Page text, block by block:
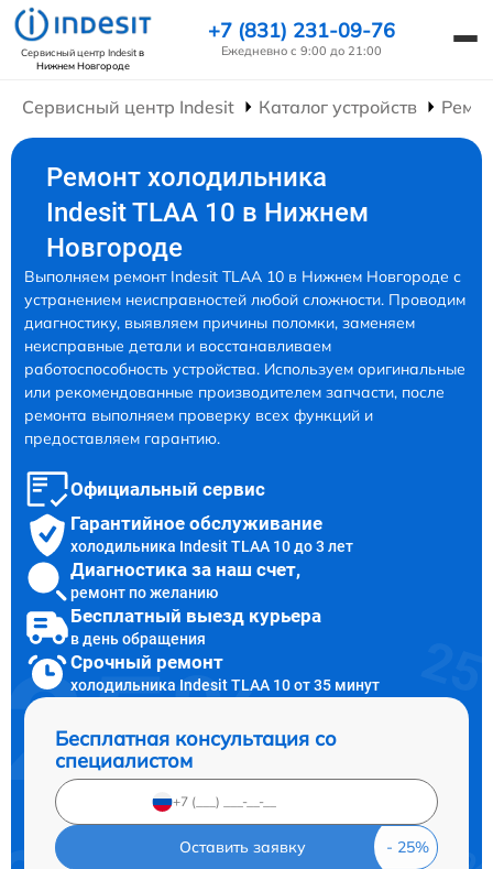
Сервисный центр Indesitв
Нижнем Новгороде
+7 (831) 231-09-76
Ежедневно с 9:00 до 21:00
Сервисный центр Indesit Каталог устройств
Ремонт холодильника
Indesit TLAA 10 в Нижнем
Новгороде
Выполняем ремонт Indesit TLAA 10 в Нижнем Новгороде с
устранением неисправностей любой сложности. Проводим
диагностику, выявляем причины поломки, заменяем
неисправные детали и восстанавливаем
работоспособность устройства. Используем оригинальные
или рекомендованные производителем запчасти, после
ремонта выполняем проверку всех функций и
предоставляем гарантию.
Официальный сервис
Гарантийное обслуживание
холодильника Indesit TLAA 10 до 3 лет
Диагностика за наш счет,
ремонт по желанию
Бесплатный выезд курьера
в день обращения
Срочный ремонт
холодильника Indesit TLAA 10 от 35 минут
Бесплатная консультация со
специалистом
Оставить заявку